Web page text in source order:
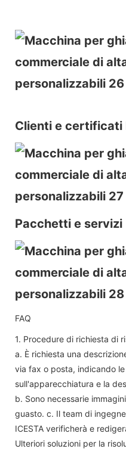
Clienti e certificati
Pacchetti e servizi
FAQ
1. Procedure di richiesta di
a. È richiesta una
via fax o posta, indicando
sull'apparecchiatura e la
b. Sono necessarie
guasto. c. Il team di
ICESTA verificherà e
Ulteriori soluzioni per la